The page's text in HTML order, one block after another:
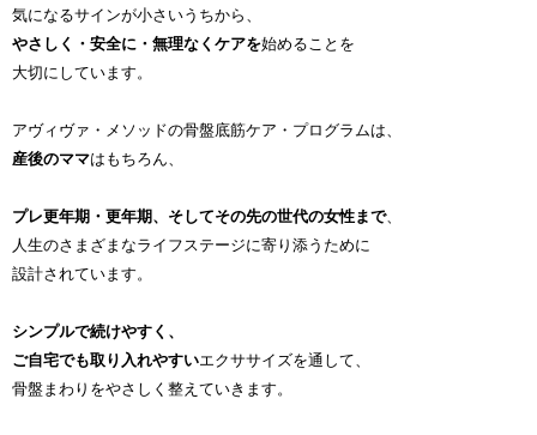
気になるサインが小さいうちから、
やさしく・安全に・無理なくケアを始めることを
大切にしています。
アヴィヴァ・メソッドの骨盤底筋ケア・プログラムは、
産後のママはもちろん、
プレ更年期・更年期、そしてその先の世代の女性まで、
人生のさまざまなライフステージに寄り添うために
設計されています。
シンプルで続けやすく、
ご自宅でも取り入れやすいエクササイズを通して、
骨盤まわりをやさしく整えていきます。